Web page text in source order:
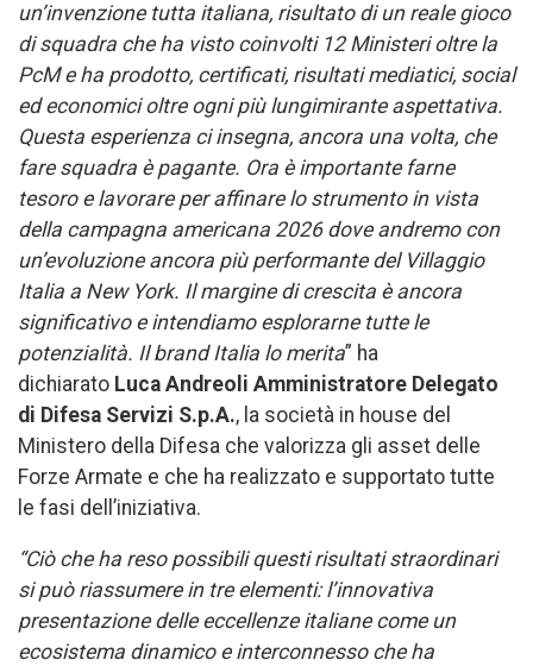
un’invenzione tutta italiana, risultato di un reale gioco
di squadra che ha visto coinvolti 12 Ministeri oltre la
PcM e ha prodotto, certificati, risultati mediatici, social
ed economici oltre ogni più lungimirante aspettativa.
Questa esperienza ci insegna, ancora una volta, che
fare squadra è pagante. Ora è importante farne
tesoro e lavorare per affinare lo strumento in vista
della campagna americana 2026 dove andremo con
un’evoluzione ancora più performante del Villaggio
Italia a New York. Il margine di crescita è ancora
significativo e intendiamo esplorarne tutte le
potenzialità. Il brand Italia lo merita” ha
dichiarato Luca Andreoli Amministratore Delegato
di Difesa Servizi S.p.A., la società in house del
Ministero della Difesa che valorizza gli asset delle
Forze Armate e che ha realizzato e supportato tutte
le fasi dell’iniziativa.
“Ciò che ha reso possibili questi risultati straordinari
si può riassumere in tre elementi: l’innovativa
presentazione delle eccellenze italiane come un
ecosistema dinamico e interconnesso che ha